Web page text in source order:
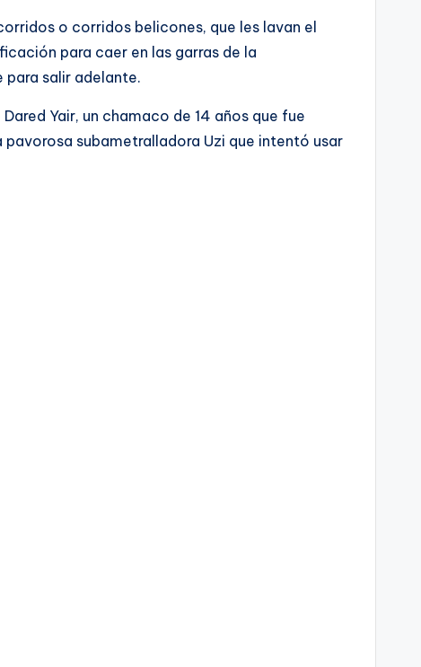
o corridos belicones, que les lavan el
para caer en las garras de la
para salir adelante.
Yair, un chamaco de 14 años que fue
subametralladora Uzi que intentó usar